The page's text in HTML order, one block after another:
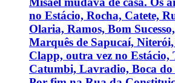
no Estácio, Rocha, Catete,
Olaria, Ramos, Bom
Marquês de Sapucaí,
Clapp, outra vez no Estácio,
Catumbi, Lavradio, Boca